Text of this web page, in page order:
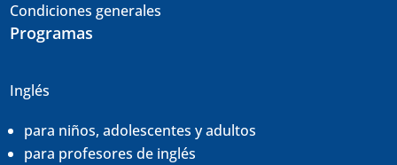
Condiciones generales
Programas
Inglés
para niños, adolescentes y adultos
para profesores de inglés